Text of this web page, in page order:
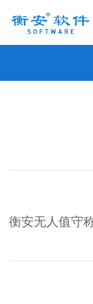
衡安无人值守